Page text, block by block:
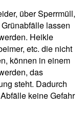
über Sperrmüll,
lassen
Heikle
etc. die nicht
können in einem
das
steht. Dadurch
keine Gefahr